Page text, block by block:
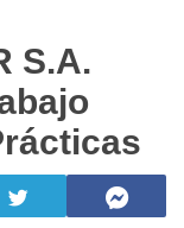
S.A.